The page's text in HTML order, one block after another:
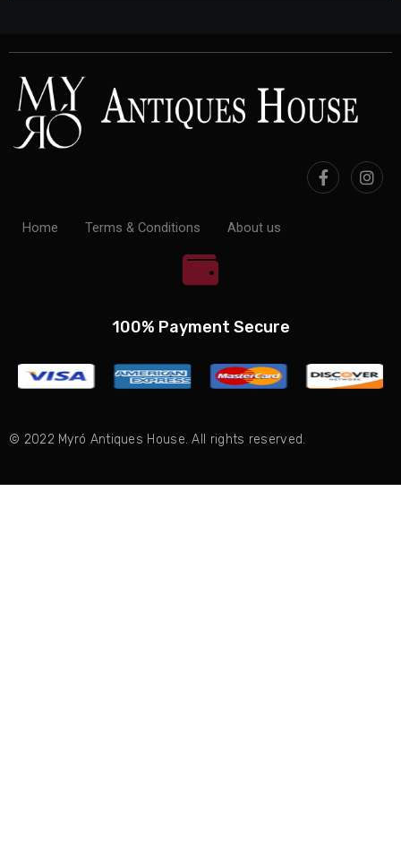
Home Terms & Conditions About us
100% Payment Secure
© 2022 Myró Antiques House. All rights reserved.